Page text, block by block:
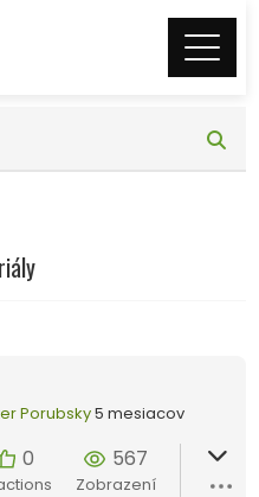
Porubsky5 mesiacov
0 567
Zobrazení